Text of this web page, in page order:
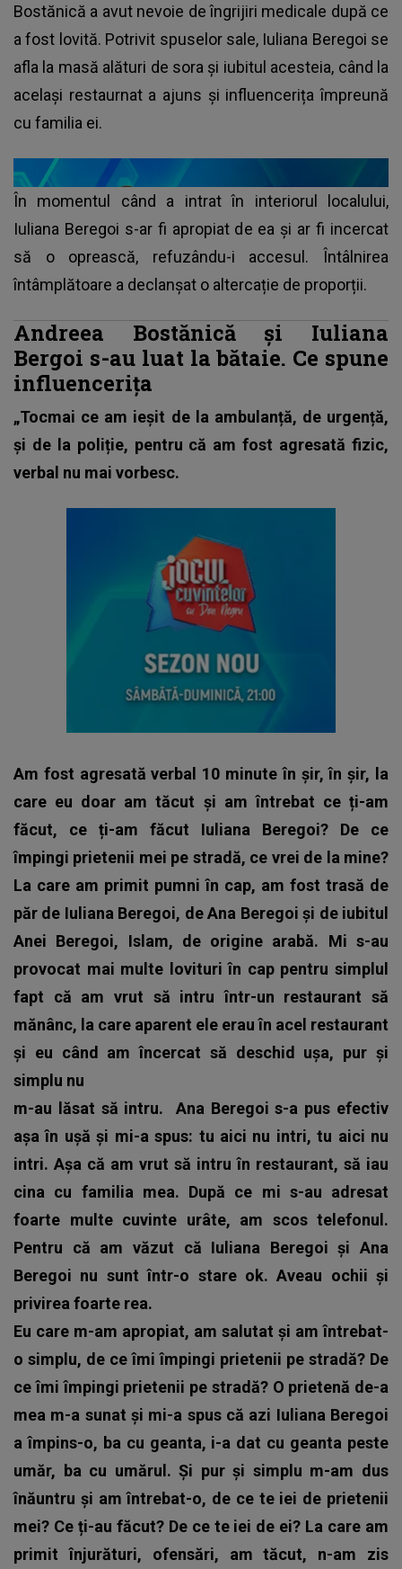
Bostănică a avut nevoie de îngrijiri medicale după ce
a fost lovită. Potrivit spuselor sale, Iuliana Beregoi se
afla la masă alături de sora și iubitul acesteia, când la
același restaurnat a ajuns și influencerița împreună
cu familia ei.
În momentul când a intrat în interiorul localului,
Iuliana Beregoi s-ar fi apropiat de ea și ar fi incercat
să o oprească, refuzându-i accesul. Întâlnirea
întâmplătoare a declanșat o altercație de proporții.
Andreea Bostănică și Iuliana
Bergoi s-au luat la bătaie. Ce spune
influencerița
„Tocmai ce am ieșit de la ambulanță, de urgență,
și de la poliție, pentru că am fost agresată fizic,
verbal nu mai vorbesc.
Am fost agresată verbal 10 minute în șir, în șir, la
care eu doar am tăcut și am întrebat ce ți-am
făcut, ce ți-am făcut Iuliana Beregoi? De ce
împingi prietenii mei pe stradă, ce vrei de la mine?
La care am primit pumni în cap, am fost trasă de
păr de Iuliana Beregoi, de Ana Beregoi și de iubitul
Anei Beregoi, Islam, de origine arabă. Mi s-au
provocat mai multe lovituri în cap pentru simplul
fapt că am vrut să intru într-un restaurant să
mănânc, la care aparent ele erau în acel restaurant
și eu când am încercat să deschid ușa, pur și
simplu nu
m-au lăsat să intru. Ana Beregoi s-a pus efectiv
așa în ușă și mi-a spus: tu aici nu intri, tu aici nu
intri. Așa că am vrut să intru în restaurant, să iau
cina cu familia mea. După ce mi s-au adresat
foarte multe cuvinte urâte, am scos telefonul.
Pentru că am văzut că Iuliana Beregoi și Ana
Beregoi nu sunt într-o stare ok. Aveau ochii și
privirea foarte rea.
Eu care m-am apropiat, am salutat și am întrebat-
o simplu, de ce îmi împingi prietenii pe stradă? De
ce îmi împingi prietenii pe stradă? O prietenă de-a
mea m-a sunat și mi-a spus că azi Iuliana Beregoi
a împins-o, ba cu geanta, i-a dat cu geanta peste
umăr, ba cu umărul. Și pur și simplu m-am dus
înăuntru și am întrebat-o, de ce te iei de prietenii
mei? Ce ți-au făcut? De ce te iei de ei? La care am
primit înjurături, ofensări, am tăcut, n-am zis